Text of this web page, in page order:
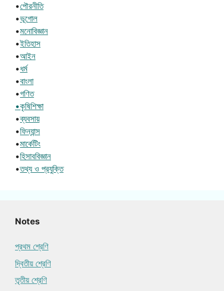
•পৌরনীতি
•ভূগোল
•মনোবিজ্ঞান
•ইতিহাস
•আইন
•ধর্ম
•বাংলা
•গণিত
•কৃষিশিক্ষা
•ব্যবসায়
•ফিন্যান্স
•মার্কেটিং
•হিসাববিজ্ঞান
•তথ্য ও প্রযুক্তি
Notes
প্রথম শ্রেণি
দ্বিতীয় শ্রেণি
তৃতীয় শ্রেণি